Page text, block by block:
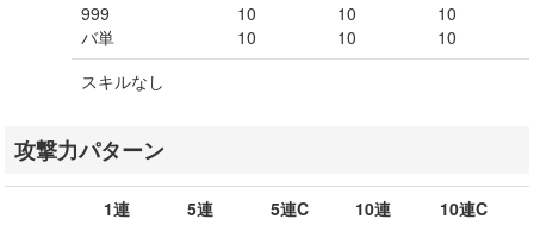
999
バ単
10
10
10
10
10
10
スキルなし
攻撃力パターン
1連 5連 5連C 10連 10連C